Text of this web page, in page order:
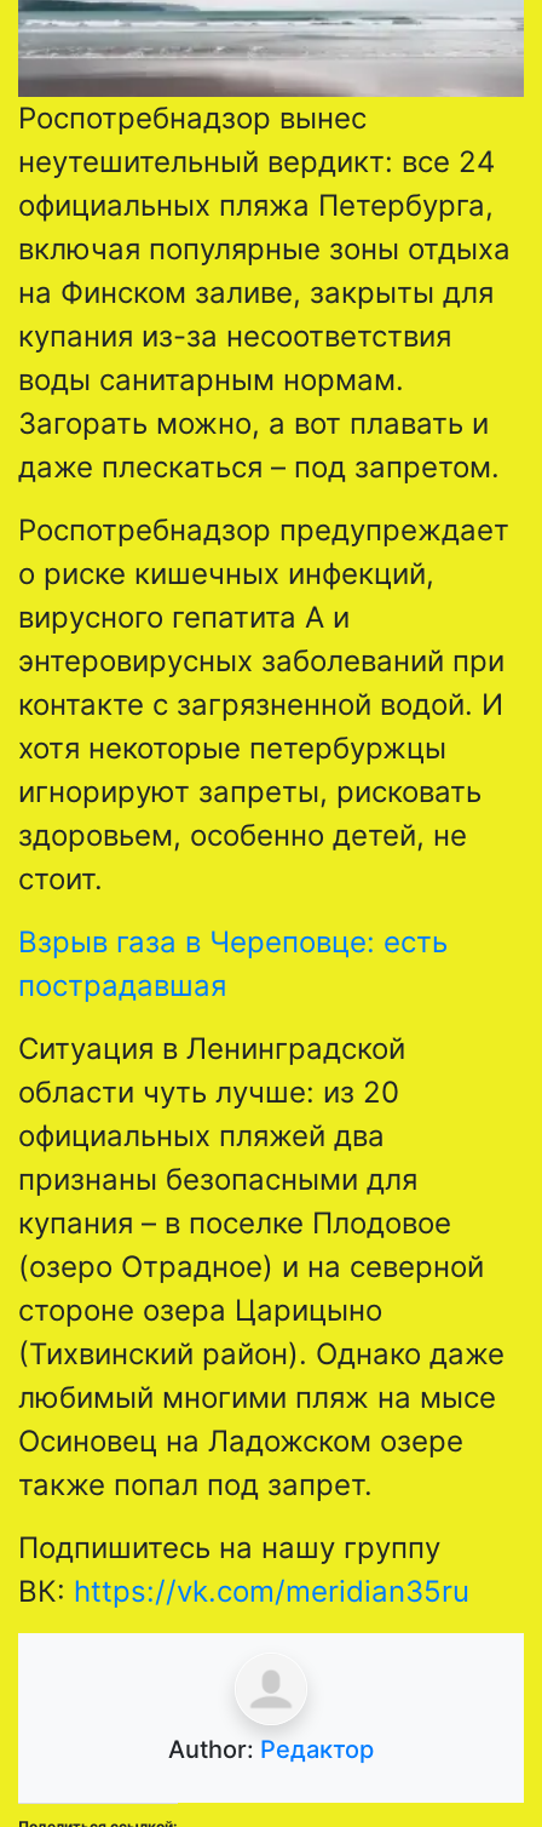
Роспотребнадзор вынес
неутешительный вердикт: все 24
официальных пляжа Петербурга,
включая популярные зоны отдыха
на Финском заливе, закрыты для
купания из-за несоответствия
воды санитарным нормам.
Загорать можно, а вот плавать и
даже плескаться – под запретом.
Роспотребнадзор предупреждает
о риске кишечных инфекций,
вирусного гепатита А и
энтеровирусных заболеваний при
контакте с загрязненной водой. И
хотя некоторые петербуржцы
игнорируют запреты, рисковать
здоровьем, особенно детей, не
стоит.
Взрыв газа в Череповце: есть
пострадавшая
Ситуация в Ленинградской
области чуть лучше: из 20
официальных пляжей два
признаны безопасными для
купания – в поселке Плодовое
(озеро Отрадное) и на северной
стороне озера Царицыно
(Тихвинский район). Однако даже
любимый многими пляж на мысе
Осиновец на Ладожском озере
также попал под запрет.
Подпишитесь на нашу группу
ВК: https://vk.com/meridian35ru
Author: Редактор